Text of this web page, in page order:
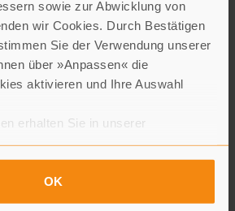
sowie zur Abwicklung von
wir Cookies. Durch Bestätigen
Sie der Verwendung unserer
über »Anpassen« die
aktivieren und Ihre Auswahl
erhalten Sie in unserer
.
OK
die Fastenzeit, Fastentagebuch mit
für Tag entdecken Sie eine neue
Miriam, Martha, Maria und viele
kreative Impulse und die
und Wahrnehmungen
ein spirituelles Fasten-Tagebuch
sich mit den biblischen Frauen und
eigenen Kraft führen, Ihr Licht